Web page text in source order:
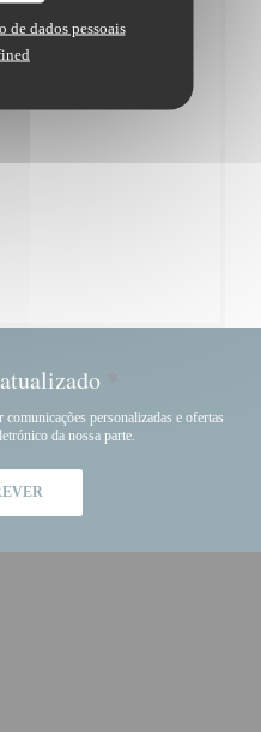
de dados pessoais
*
personalizadas e ofertas
da nossa parte.